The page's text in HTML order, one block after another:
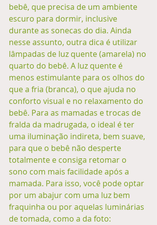
bebê, que precisa de um ambiente
escuro para dormir, inclusive
durante as sonecas do dia. Ainda
nesse assunto, outra dica é utilizar
lâmpadas de luz quente (amarela) no
quarto do bebê. A luz quente é
menos estimulante para os olhos do
que a fria (branca), o que ajuda no
conforto visual e no relaxamento do
bebê. Para as mamadas e trocas de
fralda da madrugada, o ideal é ter
uma iluminação indireta, bem suave,
para que o bebê não desperte
totalmente e consiga retomar o
sono com mais facilidade após a
mamada. Para isso, você pode optar
por um abajur com uma luz bem
fraquinha ou por aquelas luminárias
de tomada, como a da foto: